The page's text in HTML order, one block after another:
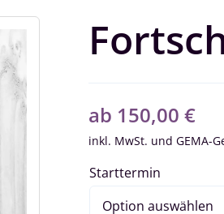
ab 150,00 €
inkl. MwSt.
Starttermin